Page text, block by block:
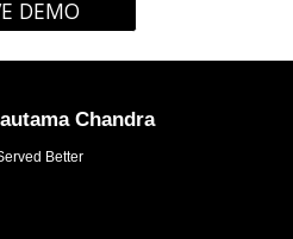
DEMO
Chandra
Better